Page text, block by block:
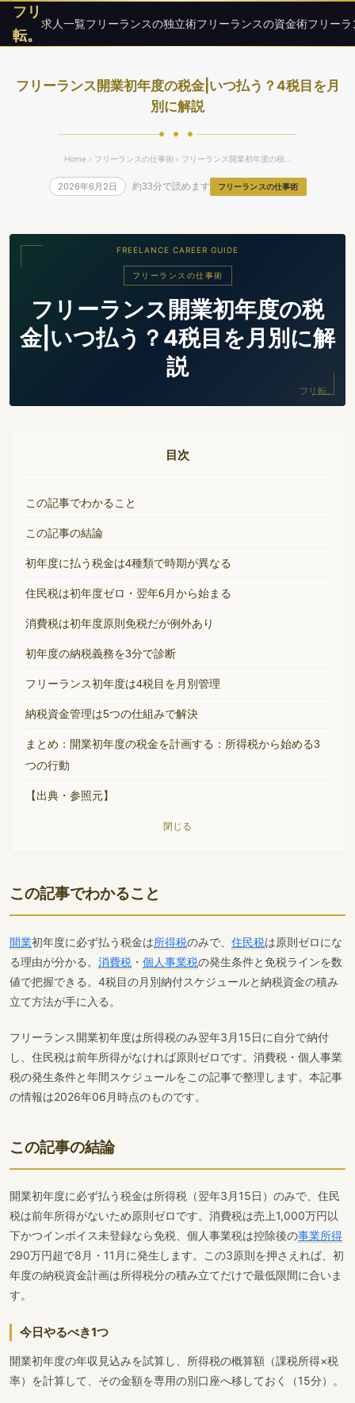
フリ
転。
求人一覧フリーランスの独立術フリーランスの資金術フリーラ
フリーランス開業初年度の税金|いつ払う？4税目を月
別に解説
◆ ◆ ◆
Home › フリーランスの仕事術 › フリーランス開業初年度の税...
2026年6月2日 約33分で読めます フリーランスの仕事術
FREELANCE CAREER GUIDE
フリーランスの仕事術
フリーランス開業初年度の税
金|いつ払う？4税目を月別に解
説
フリ転。
目次
この記事でわかること
この記事の結論
初年度に払う税金は4種類で時期が異なる
住民税は初年度ゼロ・翌年6月から始まる
消費税は初年度原則免税だが例外あり
初年度の納税義務を3分で診断
フリーランス初年度は4税目を月別管理
納税資金管理は5つの仕組みで解決
まとめ：開業初年度の税金を計画する：所得税から始める3
つの行動
【出典・参照元】
閉じる
この記事でわかること
開業初年度に必ず払う税金は所得税のみで、 住民税は原則ゼロにな
る理由が分かる。 消費税 ・ 個人事業税の発生条件と免税ラインを数
値で把握できる。4税目の月別納付スケジュールと納税資金の積み
立て方法が手に入る。
フリーランス開業初年度は所得税のみ翌年3月15日に自分で納付
し、住民税は前年所得がなければ原則ゼロです。消費税・個人事業
税の発生条件と年間スケジュールをこの記事で整理します。本記事
の情報は2026年06月時点のものです。
この記事の結論
開業初年度に必ず払う税金は所得税（翌年3月15日）のみで、住民
税は前年所得がないため原則ゼロです。消費税は売上1,000万円以
下かつインボイス未登録なら免税、個人事業税は控除後の事業所得
290万円超で8月・11月に発生します。この3原則を押さえれば、初
年度の納税資金計画は所得税分の積み立てだけで最低限間に合いま
す。
今日やるべき1つ
開業初年度の年収見込みを試算し、所得税の概算額（課税所得×税
率）を計算して、その金額を専用の別口座へ移しておく（15分）。